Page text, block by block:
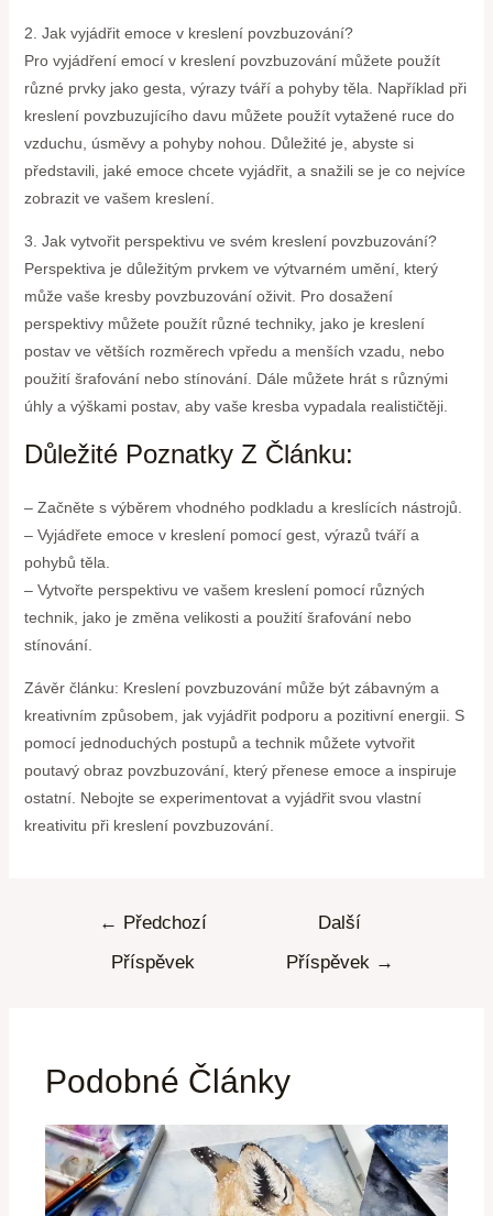
2. Jak vyjádřit emoce v kreslení povzbuzování?
Pro vyjádření emocí v kreslení povzbuzování můžete použít
různé prvky jako gesta, výrazy tváří a pohyby těla. Například při
kreslení povzbuzujícího davu můžete použít vytažené ruce do
vzduchu, úsměvy a pohyby nohou. Důležité je, abyste si
představili, jaké emoce chcete vyjádřit, a snažili se je co nejvíce
zobrazit ve vašem kreslení.
3. Jak vytvořit perspektivu ve svém kreslení povzbuzování?
Perspektiva je důležitým prvkem ve výtvarném umění, který
může vaše kresby povzbuzování oživit. Pro dosažení
perspektivy můžete použít různé techniky, jako je kreslení
postav ve větších rozměrech vpředu a menších vzadu, nebo
použití šrafování nebo stínování. Dále můžete hrát s různými
úhly a výškami postav, aby vaše kresba vypadala realističtěji.
Důležité Poznatky Z Článku:
– Začněte s výběrem vhodného podkladu a kreslících nástrojů.
– Vyjádřete emoce v kreslení pomocí gest, výrazů tváří a
pohybů těla.
– Vytvořte perspektivu ve vašem kreslení pomocí různých
technik, jako je změna velikosti a použití šrafování nebo
stínování.
Závěr článku: Kreslení povzbuzování může být zábavným a
kreativním způsobem, jak vyjádřit podporu a pozitivní energii. S
pomocí jednoduchých postupů a technik můžete vytvořit
poutavý obraz povzbuzování, který přenese emoce a inspiruje
ostatní. Nebojte se experimentovat a vyjádřit svou vlastní
kreativitu při kreslení povzbuzování.
← Předchozí
Příspěvek
Další
Příspěvek →
Podobné Články